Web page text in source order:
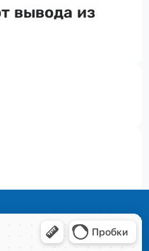
вывода из